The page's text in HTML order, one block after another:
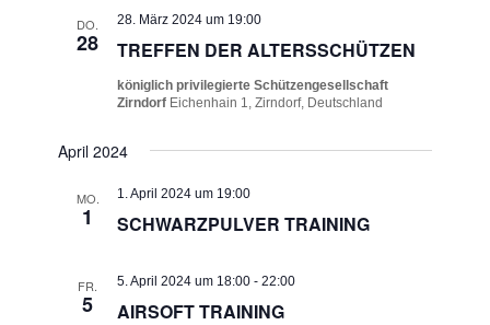
DO.
28 TREFFEN DER ALTERSSCHÜTZEN
28. März 2024 um 19:00
königlich privilegierte Schützengesellschaft
Zirndorf Eichenhain 1, Zirndorf, Deutschland
April 2024
MO.
1 SCHWARZPULVER TRAINING
1. April 2024 um 19:00
FR.
5 AIRSOFT TRAINING
5. April 2024 um 18:00 -22:00